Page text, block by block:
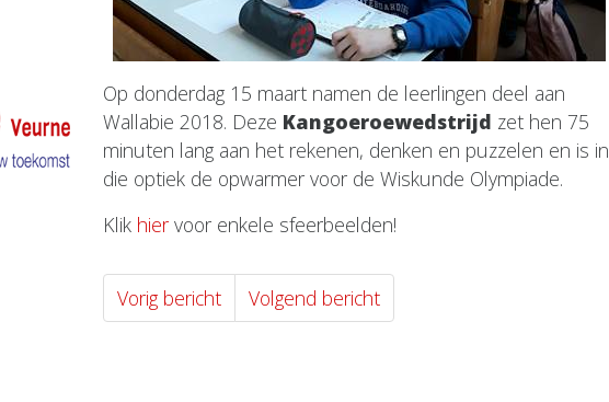
Op donderdag 15 maart namen de leerlingen deel aan
Wallabie 2018. Deze Kangoeroewedstrijd zet hen 75
minuten lang aan het rekenen, denken en puzzelen en is in
die optiek de opwarmer voor de Wiskunde Olympiade.
Klik hier voor enkele sfeerbeelden!
Vorig bericht Volgend bericht